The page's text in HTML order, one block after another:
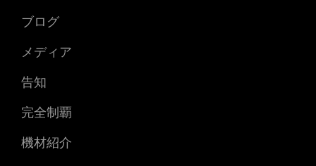
ブログ
メディア
告知
完全制覇
機材紹介